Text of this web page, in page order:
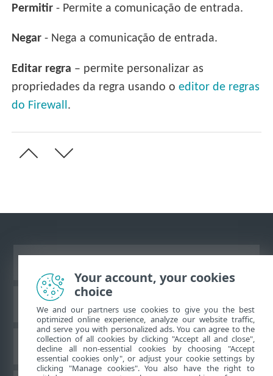
Permitir - Permite a comunicação de entrada.
Negar - Nega a comunicação de entrada.
Editar regra – permite personalizar as
propriedades da regra usando oeditor de regras
do Firewall .
Base de conhecimento da ESET
Fórum ESET
Your account, your cookies
choice
We and our partners use cookies to give you the best
optimized online experience, analyze our website traffic,
and serve you with personalized ads. You can agree to the
collection of all cookies by clicking "Accept all and close",
decline all non-essential cookies by choosing "Accept
essential cookies only", or adjust your cookie settings by
clicking "Manage cookies". You also have the right to